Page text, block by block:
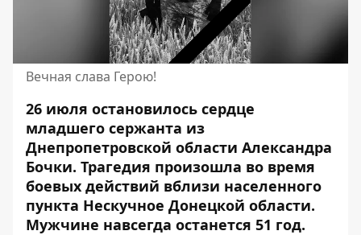
Вечная слава Герою!
26 июля остановилось сердце
младшего сержанта из
Днепропетровской области Александра
Бочки. Трагедия произошла во время
боевых действий вблизи населенного
пункта Нескучное Донецкой области.
Мужчине навсегда останется 51 год.